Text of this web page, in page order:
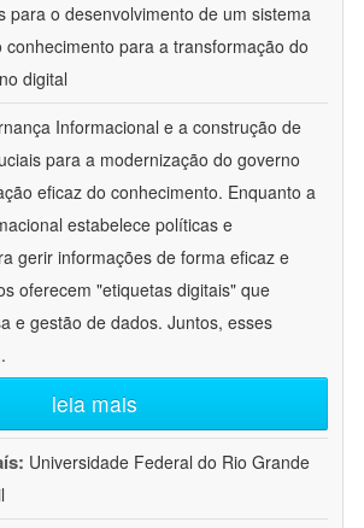
para o desenvolvimento de um sistema
para a transformação do
digital
Informacional e a construção de
para a modernização do governo
eficaz do conhecimento. Enquanto a
estabelece políticas e
gerir informações de forma eficaz e
oferecem "etiquetas digitais" que
e gestão de dados. Juntos, esses
leia mais
Universidade Federal do Rio Grande